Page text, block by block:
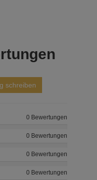
schreiben
0 Bewertungen
0 Bewertungen
0 Bewertungen
0 Bewertungen